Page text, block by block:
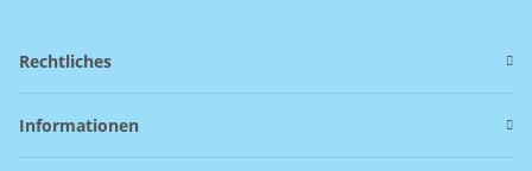
Rechtliches
Informationen